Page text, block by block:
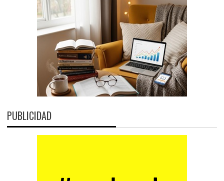
PUBLICIDAD